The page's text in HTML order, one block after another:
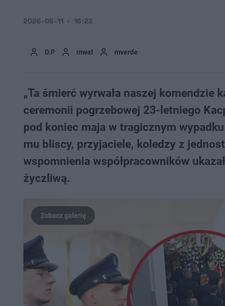
D.P mwal mverde
2026-06-11 16:22
„Ta śmierć wyrwała naszej komendzie
ceremonii pogrzebowej 23-letniego
pod koniec maja w tragicznym
mu bliscy, przyjaciele, koledzy z
wspomnienia współpracowników
życzliwą.